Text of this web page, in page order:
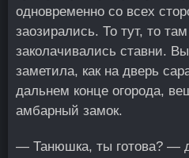
одновременно со всех
заозирались. То тут, то
заколачивались ставни.
заметила, как на дверь
дальнем конце огорода,
амбарный замок.
— Танюшка, ты готова? —